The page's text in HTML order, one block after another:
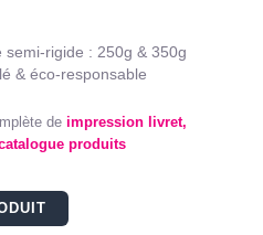
rigide : 250g & 350g
& éco-responsable
de impression livret,
produits